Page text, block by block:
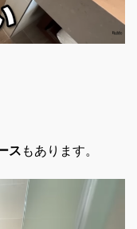
ス もあります。